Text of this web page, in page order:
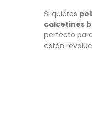
Si quieres
calcetines
perfecto
están